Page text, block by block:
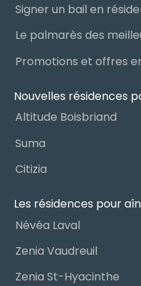
Promotions et offres
Nouvelles résidences
Altitude Boisbriand
Suma
Citizia
Les résidences pour
Névéa Laval
Zenia Vaudreuil
Zenia St-Hyacinthe